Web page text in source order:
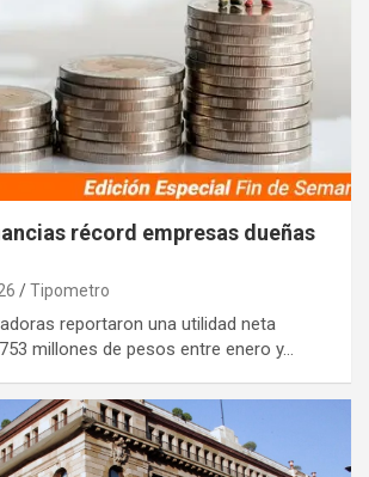
récord empresas dueñas
Tipometro
reportaron una utilidad neta
millones de pesos entre enero y…